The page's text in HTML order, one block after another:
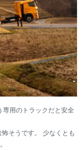
専用のトラックだと安全
そうです。 少なくとも